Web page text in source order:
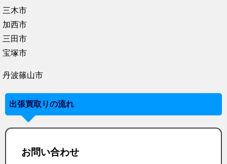
三木市
加西市
三田市
宝塚市
丹波篠山市
出張買取りの流れ
お問い合わせ